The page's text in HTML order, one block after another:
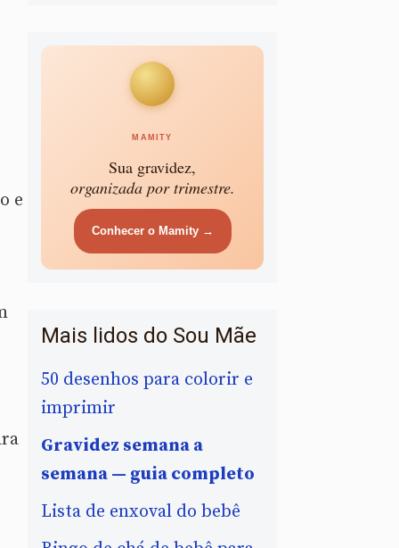
e
MAMITY
Sua gravidez,
organizada por trimestre.
Conhecer o Mamity →
Mais lidos do Sou Mãe
50 desenhos para colorir e
imprimir
Gravidez semana a
semana — guia completo
Lista de enxoval do bebê